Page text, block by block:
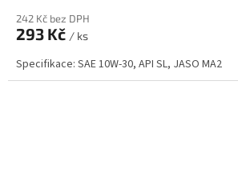
242 Kč bez DPH
293 Kč / ks
Specifikace: SAE 10W-30, API SL, JASO MA2